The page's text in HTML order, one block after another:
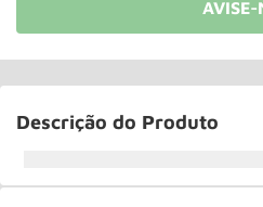
Descrição do Produto